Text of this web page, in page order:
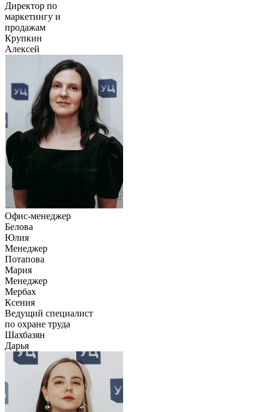
Директор по
маркетингу и
продажам
Крупкин
Алексей
Офис-менеджер
Белова
Юлия
Менеджер
Потапова
Мария
Менеджер
Мербах
Ксения
Ведущий специалист
по охране труда
Шахбазян
Дарья